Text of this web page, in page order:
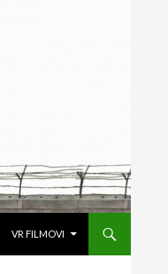
VR FILMOVI